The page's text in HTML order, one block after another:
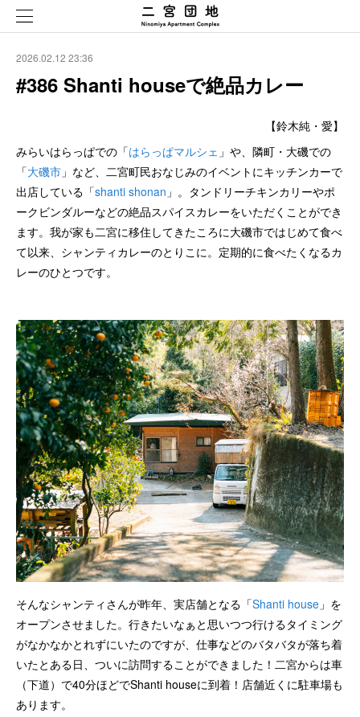
2026.02.12 23:36
#386 Shanti houseで絶品カレー
【鈴木純・愛】
みらいはらっぱでの「はらっぱマルシェ 」や、隣町・大磯での
「大磯市 」など、二宮町民おなじみのイベントにキッチンカーで
出店している「shanti shonan 」。タンドリーチキンカリーやポ
ークビンダルーなどの絶品スパイスカレーをいただくことができ
ます。我が家も二宮に移住してきたころに大磯市ではじめて食べ
て以来、シャンティカレーのとりこに。定期的に食べたくなるカ
レーのひとつです。
そんなシャンティさんが昨年、実店舗となる「Shanti house 」を
オープンさせました。行きたいなぁと思いつつ行けるタイミング
がなかなかとれずにいたのですが、仕事などのバタバタが落ち着
いたとある日、ついに訪問することができました！二宮からは車
（下道）で40分ほどでShanti houseに到着！店舗近くに駐車場も
あります。